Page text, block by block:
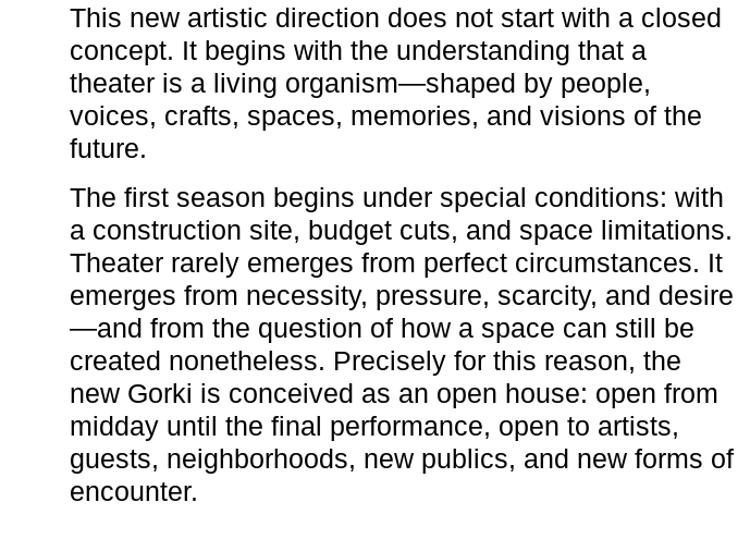
This new artistic direction does not start with a closed
concept. It begins with the understanding that a
theater is a living organism—shaped by people,
voices, crafts, spaces, memories, and visions of the
future.
The first season begins under special conditions: with
a construction site, budget cuts, and space limitations.
Theater rarely emerges from perfect circumstances. It
emerges from necessity, pressure, scarcity, and desire
—and from the question of how a space can still be
created nonetheless. Precisely for this reason, the
new Gorki is conceived as an open house: open from
midday until the final performance, open to artists,
guests, neighborhoods, new publics, and new forms of
encounter.